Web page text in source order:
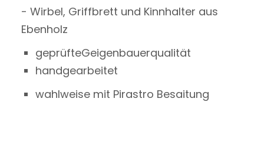
- Wirbel, Griffbrett und Kinnhalter aus
Ebenholz
geprüfteGeigenbauerqualität
handgearbeitet
wahlweise mit Pirastro Besaitung